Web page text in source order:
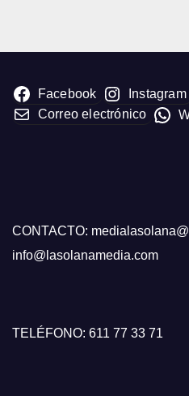
Facebook Instagram
Correo electrónico
CONTACTO:
info@lasolanamedia.com
TELÉFONO: 611 77 33 71